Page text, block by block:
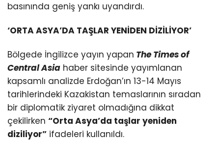
basınında geniş yankı uyandırdı.
‘ORTA ASYA’DA TAŞLAR YENİDEN DİZİLİYOR’
Bölgede İngilizce yayın yapan The Times of
Central Asia haber sitesinde yayımlanan
kapsamlı analizde Erdoğan’ın 13-14 Mayıs
tarihlerindeki Kazakistan temaslarının sıradan
bir diplomatik ziyaret olmadığına dikkat
çekilirken “Orta Asya’da taşlar yeniden
diziliyor” ifadeleri kullanıldı.